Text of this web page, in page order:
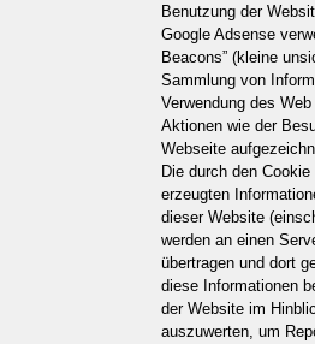
Benutzung der
Google Adsense
Beacons” (kleine
Sammlung von
Verwendung des
Aktionen wie der
Webseite
Die durch den
erzeugten
dieser Website
werden an einen
übertragen und dort
diese Informationen
der Website im
auszuwerten, um